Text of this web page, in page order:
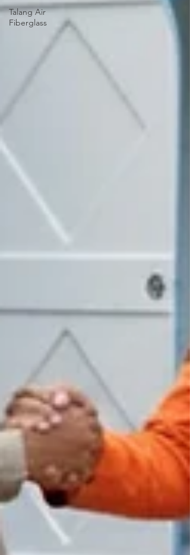
Talang Air
Fiberglass